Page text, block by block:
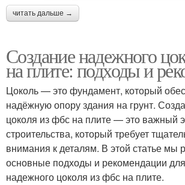
читать дальше →
Создание надежного
на плите: подходы и
Цоколь — это фундамент, который
надёжную опору здания на грунт.
цоколя из фбс на плите — это важный
строительства, который требует
внимания к деталям. В этой статье мы
основные подходы и рекомендации
надежного цоколя из фбс на плите.